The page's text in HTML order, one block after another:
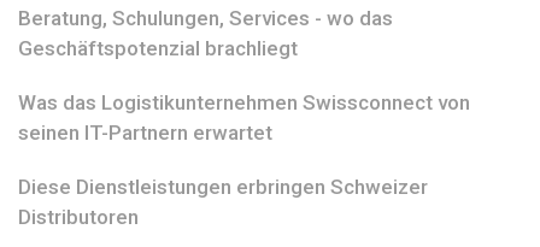
Beratung, Schulungen, Services - wo das
Geschäftspotenzial brachliegt
Was das Logistikunternehmen Swissconnect von
seinen IT-Partnern erwartet
Diese Dienstleistungen erbringen Schweizer
Distributoren